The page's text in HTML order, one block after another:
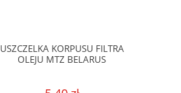
USZCZELKA KORPUSU FILTRA
OLEJU MTZ BELARUS